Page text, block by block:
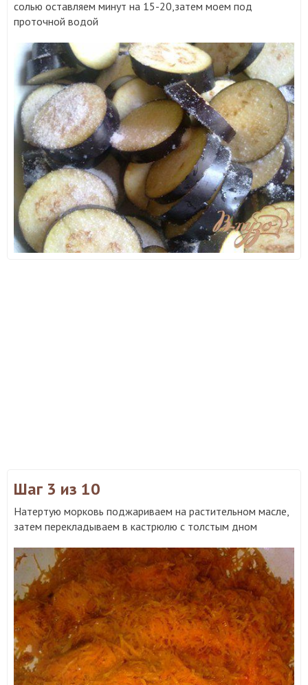
солью оставляем минут на 15-20,затем моем под
проточной водой
Шаг 3 из 10
Натертую морковь поджариваем на растительном масле,
затем перекладываем в кастрюлю с толстым дном